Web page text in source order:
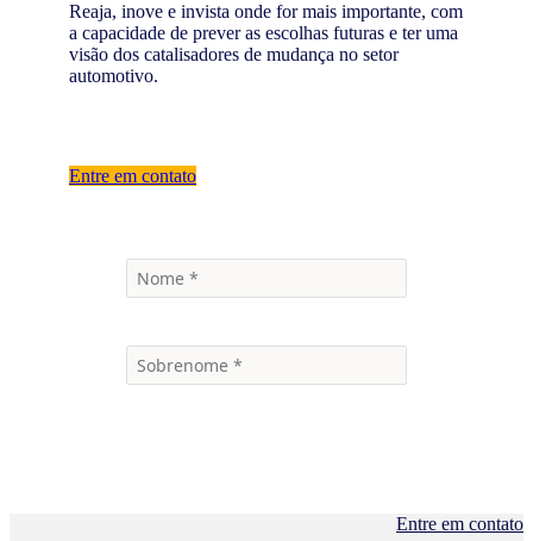
Reaja, inove e invista onde for mais importante, com
a capacidade de prever as escolhas futuras e ter uma
visão dos catalisadores de mudança no setor
automotivo.
Entre em contato
Entre em contato